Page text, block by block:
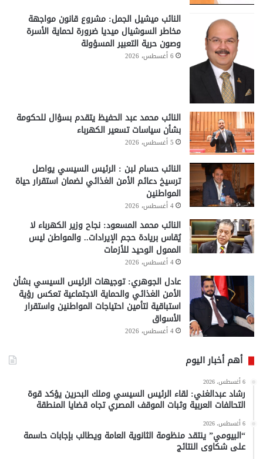
النائب ميشيل الجمل: مشروع قانون مواجهة
مخاطر السوشيال ميديا ضرورة لحماية الأسرة
وصون حرية التعبير المسؤولة
6 أغسطس، 2026
النائب محمد عبد الحفيظ يتقدم بسؤال للحكومة
بشأن سياسات تسعير الكهرباء
5 أغسطس، 2026
النائب حسام لبن : الرئيس السيسي يواصل
ترسيخ دعائم الأمن الغذائي لضمان استقرار حياة
المواطنين
4 أغسطس، 2026
النائب محمد المسعود: نجاح وزير الكهرباء لا
يُقاس بريادة حجم الإيرادات.. والمواطن ليس
الممول الوحيد للأزمات
4 أغسطس، 2026
عادل الجوهري: توجيهات الرئيس السيسي بشأن
الأمن الغذائي والحماية الاجتماعية تعكس رؤية
استباقية لتأمين احتياجات المواطنين واستقرار
الأسواق
4 أغسطس، 2026
أهم أخبار اليوم
6 أغسطس، 2026
رشاد عبدالغني: لقاء الرئيس السيسي وملك البحرين يؤكد قوة
التحالفات العربية وثبات الموقف المصري تجاه قضايا المنطقة
6 أغسطس، 2026
“البيومي” ينتقد منظومة الثانوية العامة ويطالب بإجابات حاسمة
على شكاوى النتائج